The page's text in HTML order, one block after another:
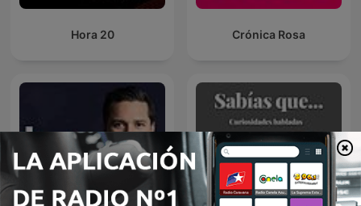
Hora 20 Crónica Rosa